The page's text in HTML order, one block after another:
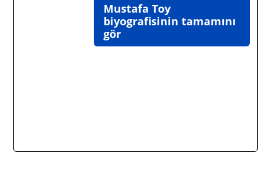
Mustafa Toy
biyografisinin tamamını
gör